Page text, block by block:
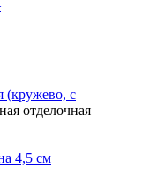
(кружево, с
отделочная
4,5 см